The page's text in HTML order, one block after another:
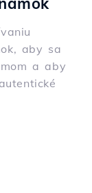
aby sa
a aby